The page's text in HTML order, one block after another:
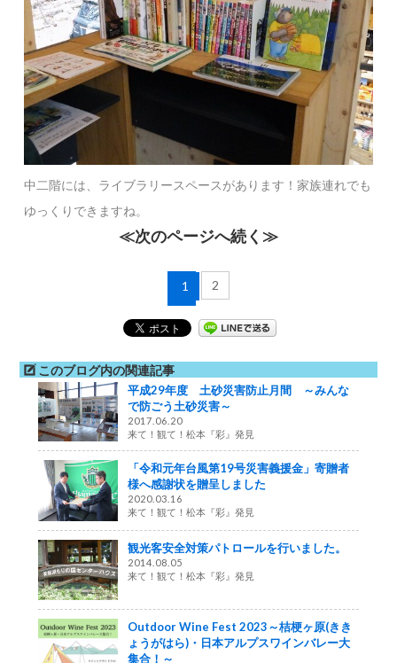
中二階には、ライブラリースペースがあります！家族連れでも
ゆっくりできますね。
≪次のページへ続く≫
1 2
このブログ内の関連記事
平成29年度 土砂災害防止月間 ～みんな
で防ごう土砂災害～
2017.06.20
来て！観て！松本『彩』発見
「令和元年台風第19号災害義援金」寄贈者
様へ感謝状を贈呈しました
2020.03.16
来て！観て！松本『彩』発見
観光客安全対策パトロールを行いました。
2014.08.05
来て！観て！松本『彩』発見
Outdoor Wine Fest 2023～桔梗ヶ原(きき
ょうがはら)・日本アルプスワインバレー大
集合！～